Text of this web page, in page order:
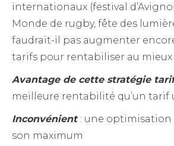
internationaux (festival
Monde de rugby, fête des
faudrait-il pas augmenter
tarifs pour rentabiliser au mieux
Avantage de cette stratégie
meilleure rentabilité qu’un tarif
Inconvénient : une optimisation
son maximum